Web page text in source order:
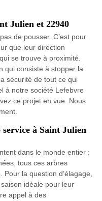
Julien et 22940
de pousser. C’est pour
que leur direction
se trouve à proximité.
qui consiste à stopper la
sécurité de tout ce qui
à notre société Lefebvre
ce projet en vue. Nous
à Saint Julien
dans le monde entier :
tous ces arbres
la question d’élagage,
idéale pour leur
appel à des